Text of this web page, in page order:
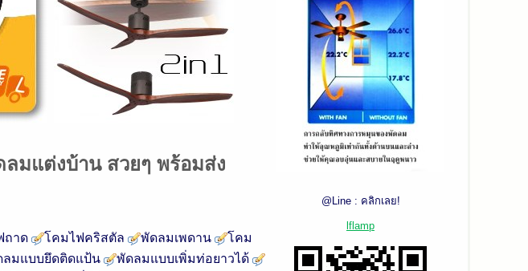
มแต่งบ้าน สวยๆ พร้อมส่ง
ถาด โคมไฟคริสตัล พัดลมเพดาน
โคม
มแบบยึดติดแป้น
พัดลมแบบเพิ่มท่อยาวได้
@Line : คลิกเลย!
lflamp